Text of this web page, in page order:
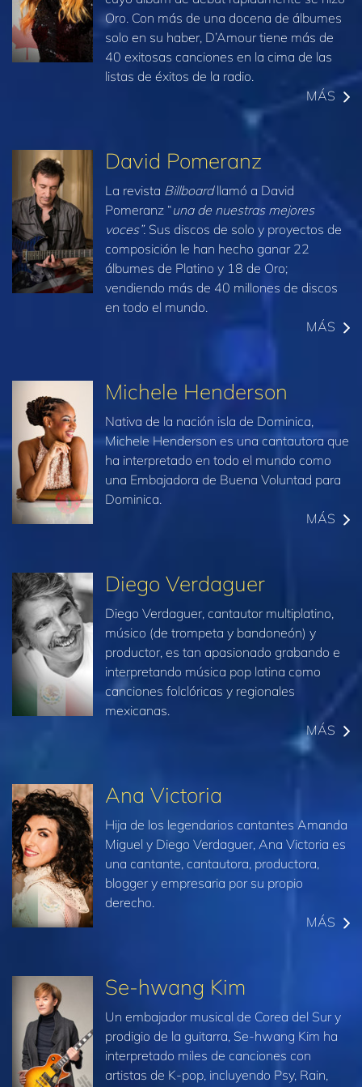
Oro. Con más de una docena de álbumes
solo en su haber, D’Amour tiene más de
40 exitosas canciones en la cima de las
listas de éxitos de la radio.
MÁS
David Pomeranz
La revista Billboardllamó a David
Pomeranz “una de nuestras mejores
voces”. Sus discos de solo y proyectos de
composición le han hecho ganar 22
álbumes de Platino y 18 de Oro;
vendiendo más de 40 millones de discos
en todo el mundo.
MÁS
Michele Henderson
Nativa de la nación isla de Dominica,
Michele Henderson es una cantautora que
ha interpretado en todo el mundo como
una Embajadora de Buena Voluntad para
Dominica.
MÁS
Diego Verdaguer
Diego Verdaguer, cantautor multiplatino,
músico (de trompeta y bandoneón) y
productor, es tan apasionado grabando e
interpretando música pop latina como
canciones folclóricas y regionales
mexicanas.
MÁS
Ana Victoria
Hija de los legendarios cantantes Amanda
Miguel y Diego Verdaguer, Ana Victoria es
una cantante, cantautora, productora,
blogger y empresaria por su propio
derecho.
MÁS
Se-hwang Kim
Un embajador musical de Corea del Sur y
prodigio de la guitarra, Se-hwang Kim ha
interpretado miles de canciones con
artistas de K-pop, incluyendo Psy, Rain,